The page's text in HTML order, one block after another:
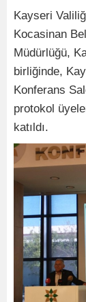
Kayseri
Kocasinan
Müdürlüğü,
birliğinde,
Konferans
protokol
katıldı.